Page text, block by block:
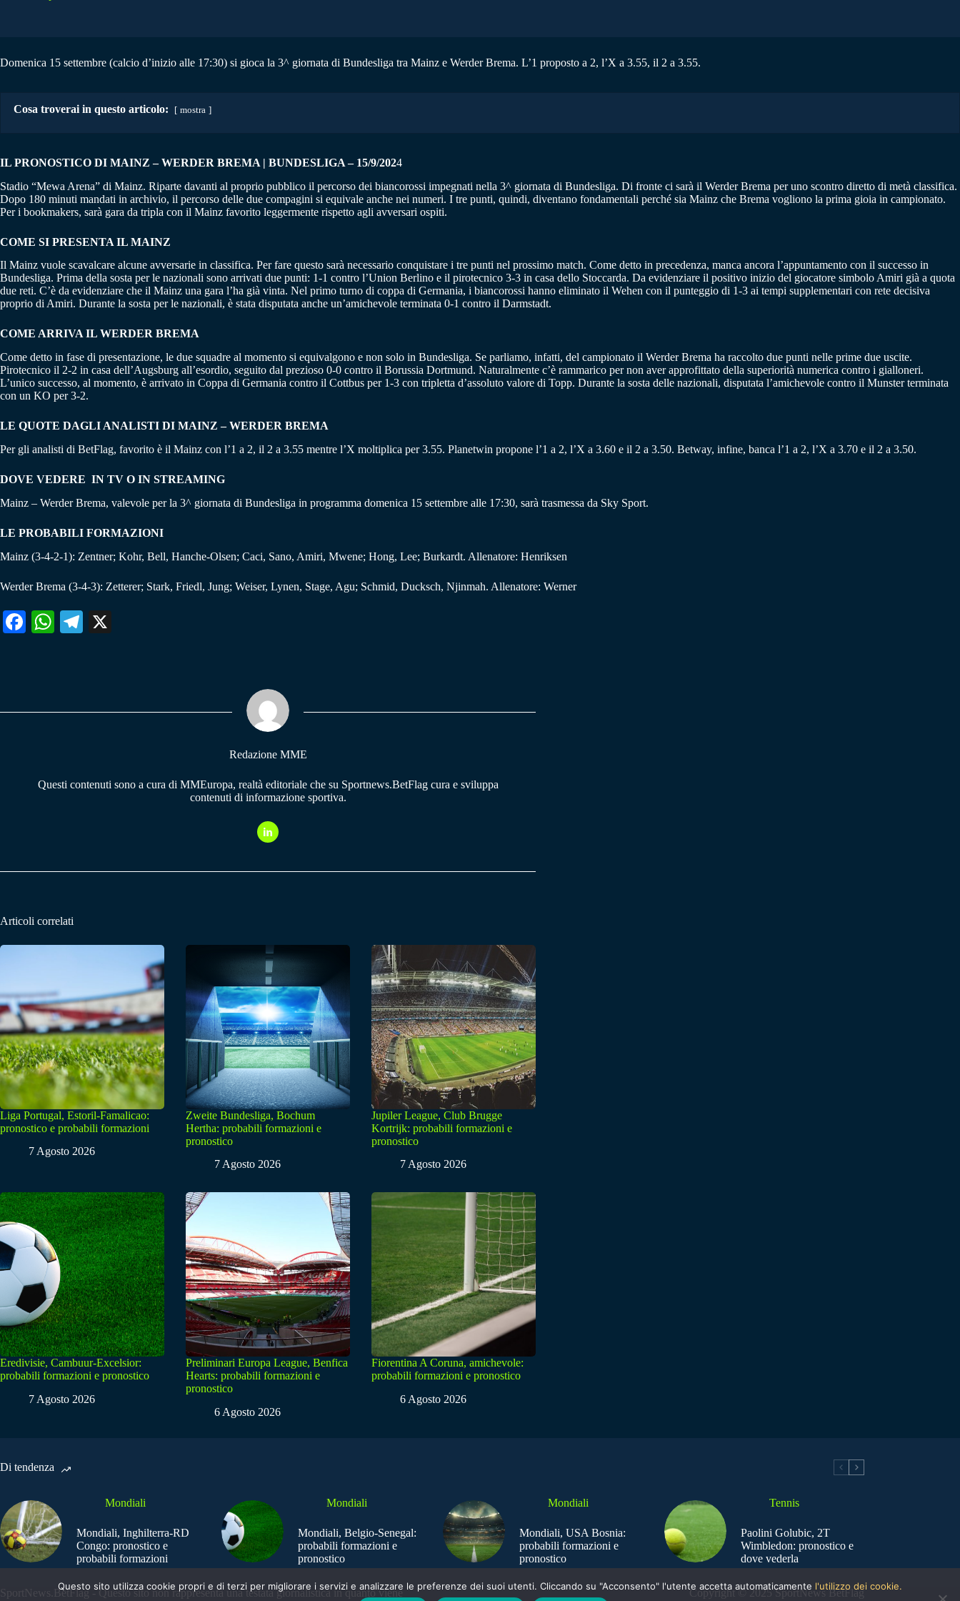
Domenica 15 settembre (calcio d’inizio alle 17:30) si gioca la 3^ giornata di Bundesliga tra Mainz e Werder Brema. L’1 proposto a 2, l’X a 3.55, il 2 a 3.55.
Cosa troverai in questo articolo: mostra
IL PRONOSTICO DI MAINZ – WERDER BREMA | BUNDESLIGA – 15/9/2024
Stadio “Mewa Arena” di Mainz. Riparte davanti al proprio pubblico il percorso dei biancorossi impegnati nella 3^ giornata di Bundesliga. Di fronte ci sarà il Werder Brema per uno scontro diretto di metà classifica.
Dopo 180 minuti mandati in archivio, il percorso delle due compagini si equivale anche nei numeri. I tre punti, quindi, diventano fondamentali perché sia Mainz che Brema vogliono la prima gioia in campionato.
Per i bookmakers, sarà gara da tripla con il Mainz favorito leggermente rispetto agli avversari ospiti.
COME SI PRESENTA IL MAINZ
Il Mainz vuole scavalcare alcune avversarie in classifica. Per fare questo sarà necessario conquistare i tre punti nel prossimo match. Come detto in precedenza, manca ancora l’appuntamento con il successo in
Bundesliga. Prima della sosta per le nazionali sono arrivati due punti: 1-1 contro l’Union Berlino e il pirotecnico 3-3 in casa dello Stoccarda. Da evidenziare il positivo inizio del giocatore simbolo Amiri già a quota
due reti. C’è da evidenziare che il Mainz una gara l’ha già vinta. Nel primo turno di coppa di Germania, i biancorossi hanno eliminato il Wehen con il punteggio di 1-3 ai tempi supplementari con rete decisiva
proprio di Amiri. Durante la sosta per le nazionali, è stata disputata anche un’amichevole terminata 0-1 contro il Darmstadt.
COME ARRIVA IL WERDER BREMA
Come detto in fase di presentazione, le due squadre al momento si equivalgono e non solo in Bundesliga. Se parliamo, infatti, del campionato il Werder Brema ha raccolto due punti nelle prime due uscite.
Pirotecnico il 2-2 in casa dell’Augsburg all’esordio, seguito dal prezioso 0-0 contro il Borussia Dortmund. Naturalmente c’è rammarico per non aver approfittato della superiorità numerica contro i gialloneri.
L’unico successo, al momento, è arrivato in Coppa di Germania contro il Cottbus per 1-3 con tripletta d’assoluto valore di Topp. Durante la sosta delle nazionali, disputata l’amichevole contro il Munster terminata
con un KO per 3-2.
LE QUOTE DAGLI ANALISTI DI MAINZ – WERDER BREMA
Per gli analisti di BetFlag, favorito è il Mainz con l’1 a 2, il 2 a 3.55 mentre l’X moltiplica per 3.55. Planetwin propone l’1 a 2, l’X a 3.60 e il 2 a 3.50. Betway, infine, banca l’1 a 2, l’X a 3.70 e il 2 a 3.50.
DOVE VEDERE IN TV O IN STREAMING
Mainz – Werder Brema, valevole per la 3^ giornata di Bundesliga in programma domenica 15 settembre alle 17:30, sarà trasmessa da Sky Sport.
LE PROBABILI FORMAZIONI
Mainz (3-4-2-1): Zentner; Kohr, Bell, Hanche-Olsen; Caci, Sano, Amiri, Mwene; Hong, Lee; Burkardt. Allenatore: Henriksen
Werder Brema (3-4-3): Zetterer; Stark, Friedl, Jung; Weiser, Lynen, Stage, Agu; Schmid, Ducksch, Njinmah. Allenatore: Werner
Fa W
pp
Te
m
Redazione MME
Questi contenuti sono a cura di MMEuropa, realtà editoriale che su Sportnews.BetFlag cura e sviluppa
contenuti di informazione sportiva.
Articoli correlati
Liga Portugal, Estoril-Famalicao:
pronostico e probabili formazioni
7 Agosto 2026
Zweite Bundesliga, Bochum
Hertha: probabili formazioni e
pronostico
7 Agosto 2026
Jupiler League, Club Brugge
Kortrijk: probabili formazioni e
pronostico
7 Agosto 2026
Eredivisie, Cambuur-Excelsior:
probabili formazioni e pronostico
7 Agosto 2026
Preliminari Europa League, Benfica
Hearts: probabili formazioni e
pronostico
6 Agosto 2026
Fiorentina A Coruna, amichevole:
probabili formazioni e pronostico
6 Agosto 2026
Di tendenza
Mondiali
Mondiali, Inghilterra-RD
Congo: pronostico e
probabili formazioni
Mondiali
Mondiali, Belgio-Senegal:
probabili formazioni e
pronostico
Mondiali
Mondiali, USA Bosnia:
probabili formazioni e
pronostico
Tennis
Paolini Golubic, 2T
Wimbledon: pronostico e
dove vederla
SportNews.BetFlag - Questo sito non rappresenta una testata giornalistica in quanto viene
Copyright © 2025 SportNews BetFlag
Questo sito utilizza cookie propri e di terzi per migliorare i servizi e analizzare le preferenze dei suoi utenti. Cliccando su "Acconsento" l'utente accetta automaticamente l'utilizzo dei cookie.